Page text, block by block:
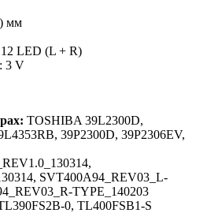
мм
12 LED (L + R)
3 V
TOSHIBA 39L2300D,
39P2300D, 39P2306EV,
SVT400A94_REV03_L-
TYPE_140203
0, TL400FSB1-S